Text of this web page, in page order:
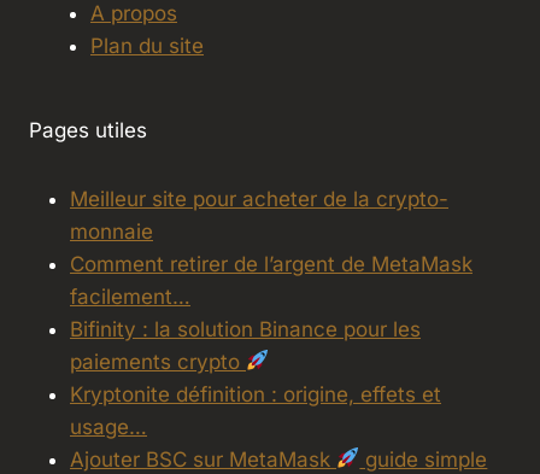
A propos
Plan du site
Pages utiles
Meilleur site pour acheter de la crypto-
monnaie
Comment retirer de l’argent de MetaMask
facilement…
Bifinity : la solution Binance pour les
paiements crypto
Kryptonite définition : origine, effets et
usage…
Ajouter BSC sur MetaMask
guide simple